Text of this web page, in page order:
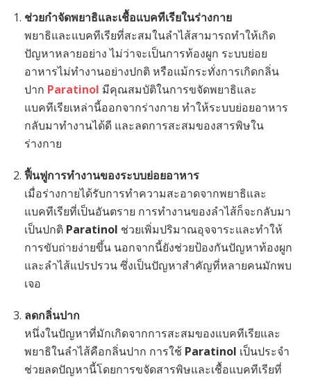
ช่วยกำจัดพยาธิและเชื้อแบคทีเรียในร่างกาย
พยาธิและแบคทีเรียที่สะสมในลำไส้สามารถทำให้เกิด
ปัญหาหลายอย่าง ไม่ว่าจะเป็นการท้องผูก ระบบย่อย
อาหารไม่ทำงานอย่างปกติ หรือแม้กระทั่งการเกิดกลิ่น
ปาก Paratinol มีคุณสมบัติในการขจัดพยาธิและ
แบคทีเรียเหล่านี้ออกจากร่างกาย ทำให้ระบบย่อยอาหาร
กลับมาทำงานได้ดี และลดการสะสมของสารพิษใน
ร่างกาย
ฟื้นฟูการทำงานของระบบย่อยอาหาร
เมื่อร่างกายได้รับการทำความสะอาดจากพยาธิและ
แบคทีเรียที่เป็นอันตราย การทำงานของลำไส้ก็จะกลับมา
เป็นปกติ Paratinol ช่วยเพิ่มปริมาณอุจจาระและทำให้
การขับถ่ายง่ายขึ้น นอกจากนี้ยังช่วยป้องกันปัญหาท้องผูก
และลำไส้แปรปรวน ซึ่งเป็นปัญหาสำคัญที่หลายคนมักพบ
เจอ
ลดกลิ่นปาก
หนึ่งในปัญหาที่มักเกิดจากการสะสมของแบคทีเรียและ
พยาธิในลำไส้คือกลิ่นปาก การใช้ Paratinol เป็นประจำ
ช่วยลดปัญหานี้โดยการขจัดสารพิษและเชื้อแบคทีเรียที่